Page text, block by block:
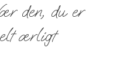
​den, du er
ærligt